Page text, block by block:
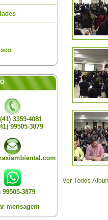
3359-4081
99505-3879
99505-3879
mensagem
Ver Todos